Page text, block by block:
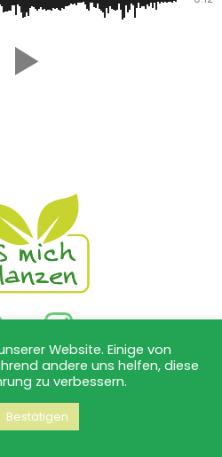
Website. Einige von
andere uns helfen, diese
zu verbessern.
Bestätigen